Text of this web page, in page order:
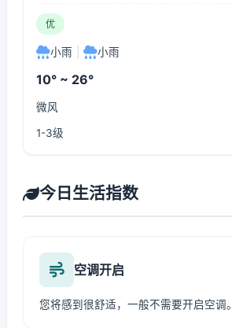
优
小雨 小雨
10° ~ 26°
微风
1-3级
今日生活指数
空调开启
您将感到很舒适，一般不需要开启空调。